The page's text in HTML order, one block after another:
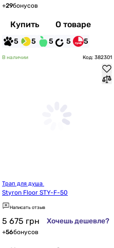
+29бонусов
Купить О товаре
5 5 5 5 5
В наличии Код: 382301
Styron Floor STY-F-50
Написать отзыв
5 675 грн Хочешь дешевле?
+56бонусов